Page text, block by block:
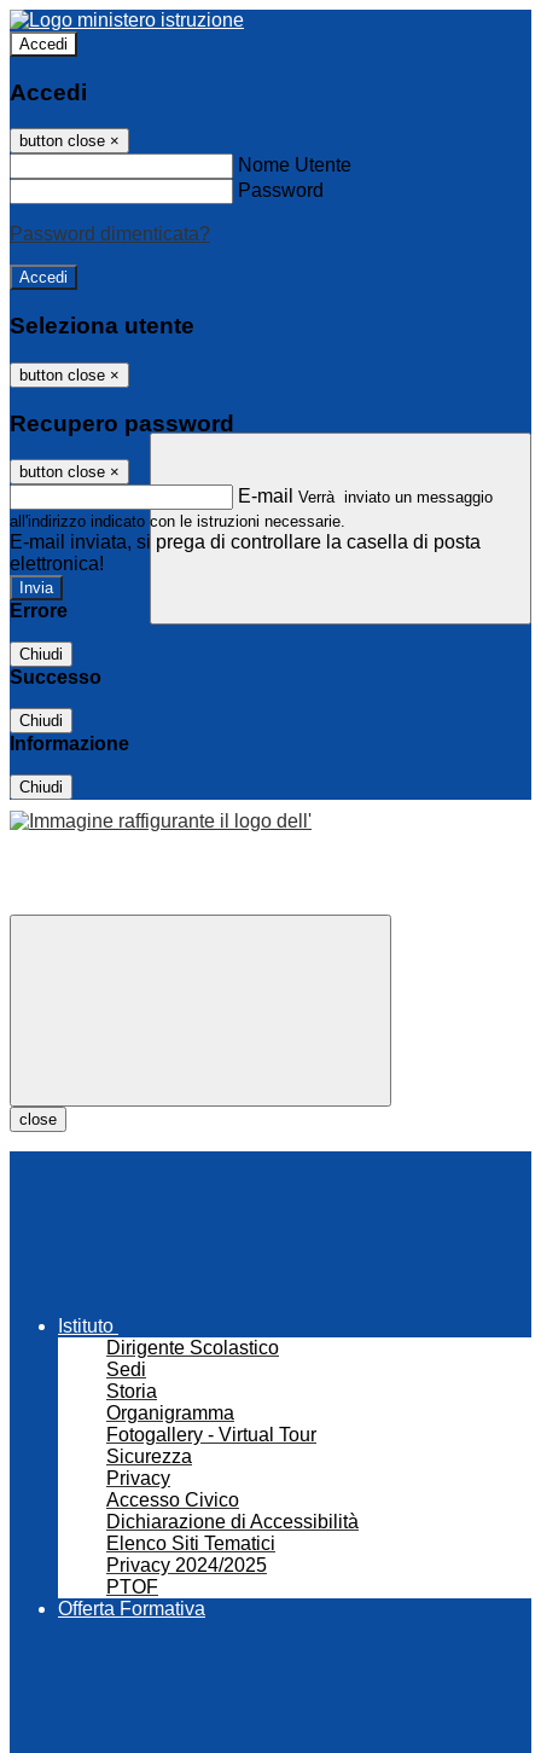
Accedi
Accedi
button close ×
Nome Utente
Password
Password dimenticata?
Seleziona utente
button close ×
Recupero password
button close ×
E-mail Verrà inviato un messaggio
all'indirizzo indicato con le istruzioni necessarie.
E-mail inviata, si prega di controllare la casella di posta
elettronica!
Errore
Chiudi
Successo
Chiudi
Informazione
Chiudi
close
Istituto
Dirigente Scolastico
Sedi
Storia
Organigramma
Fotogallery - Virtual Tour
Sicurezza
Privacy
Accesso Civico
Dichiarazione di Accessibilità
Elenco Siti Tematici
Privacy 2024/2025
PTOF
Offerta Formativa